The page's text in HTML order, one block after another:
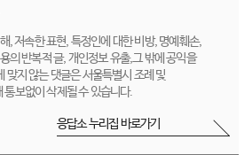
, 저속한 표현, 특정인에 대한 비방, 명예훼손,
의 반복적 글, 개인정보 유출,그 밖에 공익을
맞지 않는 댓글은 서울특별시 조례 및
보없이 삭제될 수 있습니다.
응답소 누리집 바로가기